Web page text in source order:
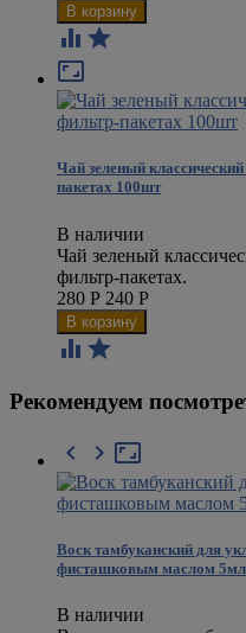
 

Чай зеленый
пакетах 100шт
В наличии
Чай зеленый
фильтр-пакетах.
280 Р 240 Р
 
Рекомендуем
  
Воск тамбуканский для
фисташковым маслом 5мл
В наличии